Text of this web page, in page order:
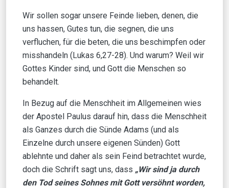
Wir sollen sogar unsere Feinde lieben, denen, die
uns hassen, Gutes tun, die segnen, die uns
verfluchen, für die beten, die uns beschimpfen oder
misshandeln (Lukas 6,27-28). Und warum? Weil wir
Gottes Kinder sind, und Gott die Menschen so
behandelt.
In Bezug auf die Menschheit im Allgemeinen wies
der Apostel Paulus darauf hin, dass die Menschheit
als Ganzes durch die Sünde Adams (und als
Einzelne durch unsere eigenen Sünden) Gott
ablehnte und daher als sein Feind betrachtet wurde,
doch die Schrift sagt uns, dass „Wir sind ja durch
den Tod seines Sohnes mit Gott versöhnt worden,